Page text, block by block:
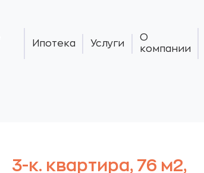
Ипотека Услуги
О
компании
3-к. квартира, 76 м2,